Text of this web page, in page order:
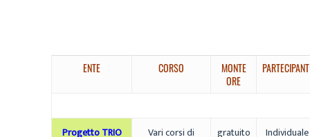
ENTE CORSO
MONTE
ORE
Progetto TRIO
Vari corsi di
gratuito
Individuale